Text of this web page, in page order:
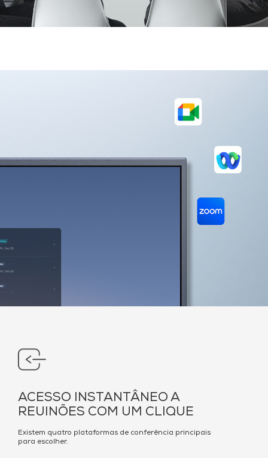
ACESSO INSTANTÂNEO A
REUINÕES COM UM CLIQUE
Existem quatro plataformas de conferência principais
para escolher.